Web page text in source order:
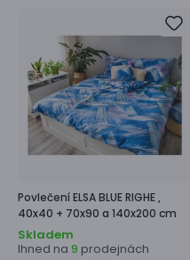
PovlečeníELSA BLUE RIGHE ,
40x40 + 70x90 a 140x200 cm
Skladem
Ihned na 9 prodejnách